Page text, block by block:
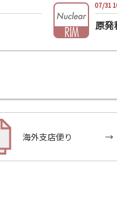
07/31
原
海外支店便り →